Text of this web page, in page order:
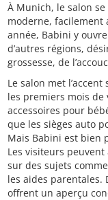
À Munich, le salon
moderne, facilement
année, Babini y
d’autres régions,
grossesse, de
Le salon met
les premiers mois
accessoires pour
que les sièges auto
Mais Babini est bien
Les visiteurs
sur des sujets
les aides parentales.
offrent un aperçu